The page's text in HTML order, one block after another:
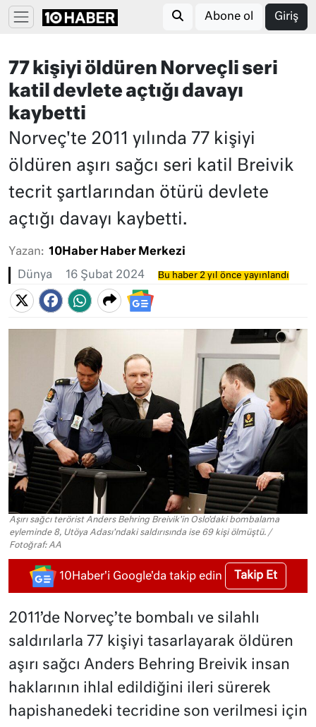
Abone ol Giriş
77 kişiyi öldüren Norveçli seri
katil devlete açtığı davayı
kaybetti
Norveç'te 2011 yılında 77 kişiyi
öldüren aşırı sağcı seri katil Breivik
tecrit şartlarından ötürü devlete
açtığı davayı kaybetti.
Yazan: 10Haber Haber Merkezi
Dünya 16 Şubat 2024 Bu haber 2 yıl önce yayınlandı
Aşırı sağcı terörist Anders Behring Breivik'in Oslo'daki bombalama
eyleminde 8, Utöya Adası'ndaki saldırısında ise 69 kişi ölmüştü. /
Fotoğraf: AA
10Haber'i Google'da takip edin Takip Et
2011’de Norveç’te bombalı ve silahlı
saldırılarla 77 kişiyi tasarlayarak öldüren
aşırı sağcı Anders Behring Breivik insan
haklarının ihlal edildiğini ileri sürerek
hapishanedeki tecridine son verilmesi için